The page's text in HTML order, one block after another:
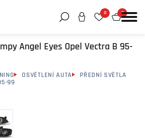
0 0
Angel Eyes Opel Vectra B 95-
OSVĚTLENÍ AUTA
PŘEDNÍ SVĚTLA
99
vám pomoci něco najít?